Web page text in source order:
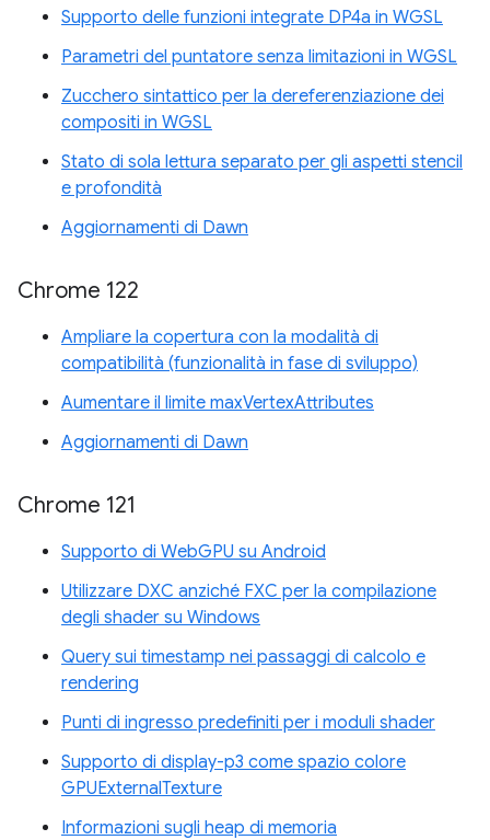
Supporto delle funzioni integrate DP4a in WGSL
Parametri del puntatore senza limitazioni in WGSL
Zucchero sintattico per la dereferenziazione dei
compositi in WGSL
Stato di sola lettura separato per gli aspetti stencil
e profondità
Aggiornamenti di Dawn
Chrome 122
Ampliare la copertura con la modalità di
compatibilità (funzionalità in fase di sviluppo)
Aumentare il limite maxVertexAttributes
Aggiornamenti di Dawn
Chrome 121
Supporto di WebGPU su Android
Utilizzare DXC anziché FXC per la compilazione
degli shader su Windows
Query sui timestamp nei passaggi di calcolo e
rendering
Punti di ingresso predefiniti per i moduli shader
Supporto di display-p3 come spazio colore
GPUExternalTexture
Informazioni sugli heap di memoria